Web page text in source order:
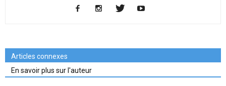
Articles connexes
En savoir plus sur l'auteur